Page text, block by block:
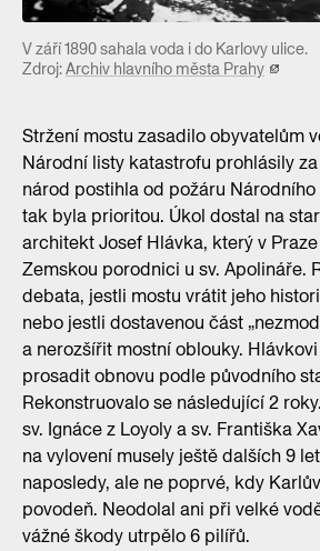
V září 1890 sahala voda i do Karlovy ulice.
Zdroj:Archiv hlavního města Prahy
Stržení mostu zasadilo obyvatelům
Národní listy katastrofu prohlásily
národ postihla od požáru
tak byla prioritou. Úkol dostal na
architekt Josef Hlávka, který v
Zemskou porodnici u sv. Apolináře.
debata, jestli mostu vrátit jeho
nebo jestli dostavenou část
a nerozšířit mostní oblouky.
prosadit obnovu podle původního
Rekonstruovalo se následující 2
sv. Ignáce z Loyoly a sv. Františka
na vylovení musely ještě dalších 9
naposledy, ale ne poprvé, kdy
povodeň. Neodolal ani při velké
vážné škody utrpělo 6 pilířů.